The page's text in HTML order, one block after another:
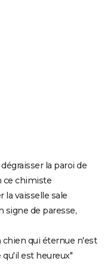
la paroi de
ce chimiste
la vaisselle sale
signe de paresse,
chien qui éternue n'est
qu'il est heureux"